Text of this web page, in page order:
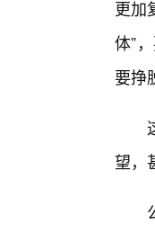
更加
体”
要挣
望，